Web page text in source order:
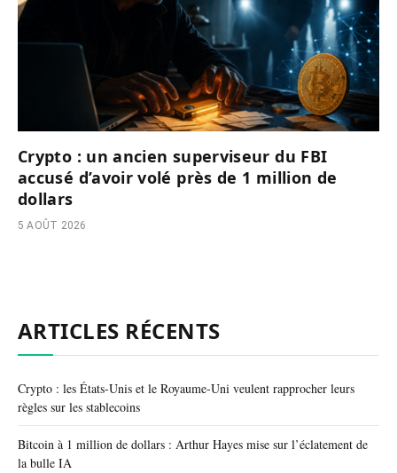
Crypto : un ancien superviseur du FBI
accusé d’avoir volé près de 1 million de
dollars
5 AOÛT 2026
ARTICLES RÉCENTS
Crypto : les États-Unis et le Royaume-Uni veulent rapprocher leurs
règles sur les stablecoins
Bitcoin à 1 million de dollars : Arthur Hayes mise sur l’éclatement de
la bulle IA